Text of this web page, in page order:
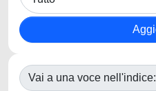
Vai a una voce nell'indice: